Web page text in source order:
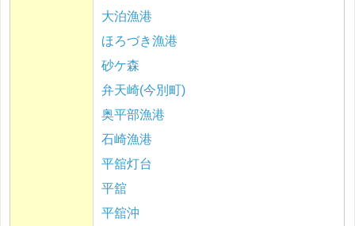
大泊漁港
ほろづき漁港
砂ケ森
弁天崎(今別町)
奥平部漁港
石崎漁港
平舘灯台
平舘
平舘沖